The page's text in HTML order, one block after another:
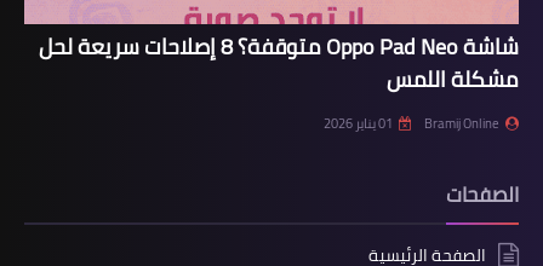
شاشة Oppo Pad Neo متوقفة؟ 8 إصلاحات سريعة لحل
مشكلة اللمس
Bramij Online 01 يناير 2026
الصفحات
الصفحة الرئيسية